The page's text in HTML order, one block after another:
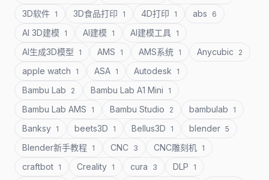
3D软件 1 3D食品打印 1 4D打印 1 abs 6
AI 3D建模 1 AI建模 1 AI建模工具 1
AI生成3D模型 1 AMS 1 AMS系统 1 Anycubic 2
apple watch 1 ASA 1 Autodesk 1
Bambu Lab 2 Bambu Lab A1 Mini 1
Bambu Lab AMS 1 Bambu Studio 2 bambulab 1
Banksy 1 beets3D 1 Bellus3D 1 blender 5
Blender新手教程 1 CNC 3 CNC雕刻机 1
craftbot 1 Creality 1 cura 3 DLP 1